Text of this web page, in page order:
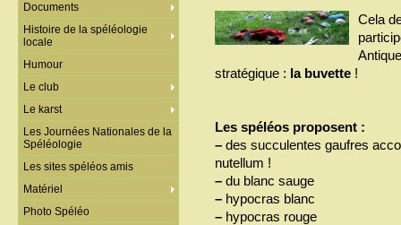
Cela
stratégique : la buvette !
Les spéléos proposent :
– des succulentes gaufres
nutellum !
– du blanc sauge
– hypocras blanc
– hypocras rouge
Documents
Histoire de la spéléologie
locale
Humour
Le club
Le karst
Les Journées Nationales de la
Spéléologie
Les sites spéléos amis
Matériel
Photo Spéléo